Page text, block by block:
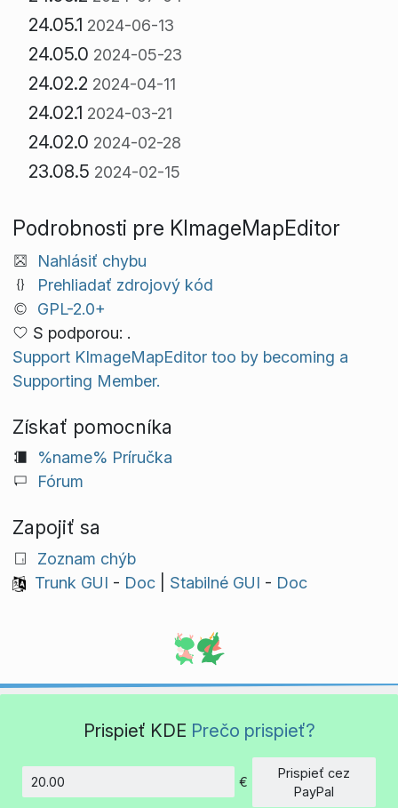
24.05.1 2024-06-13
24.05.0 2024-05-23
24.02.2 2024-04-11
24.02.1 2024-03-21
24.02.0 2024-02-28
23.08.5 2024-02-15
Podrobnosti pre KImageMapEditor
Nahlásiť chybu
Prehliadať zdrojový kód
GPL-2.0+
S podporou: .
Support KImageMapEditor too by becoming a
Supporting Member.
Získať pomocníka
%name% Príručka
Fórum
Zapojiť sa
Zoznam chýb
Trunk GUI - Doc| Stabilné GUI - Doc
Prispieť KDE Prečo prispieť?
Množstvo
€
Prispieť cez
PayPal